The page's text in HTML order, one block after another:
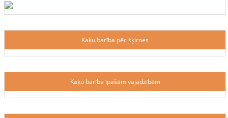
Kaķu barība pēc šķirnes
Kaķu barība īpašām vajadzībām